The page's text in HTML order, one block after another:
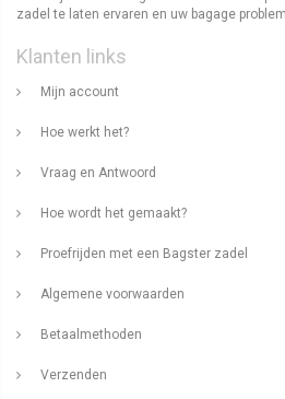
zadel te laten ervaren en uw bagage
Klanten links
Mijn account
Hoe werkt het?
Vraag en Antwoord
Hoe wordt het gemaakt?
Proefrijden met een Bagster zadel
Algemene voorwaarden
Betaalmethoden
Verzenden